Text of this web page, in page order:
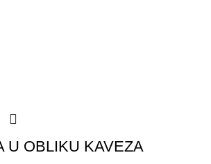
U OBLIKU KAVEZA